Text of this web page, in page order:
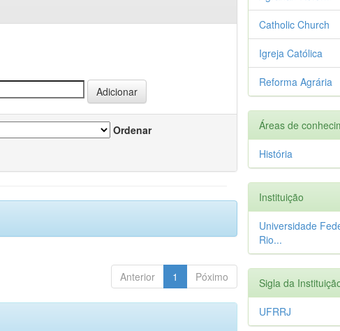
Ordenar
Anterior 1 Póximo
Catholic Church
Igreja Católica
Reforma Agrária
Áreas de
História
Instituição
Universidade
Rio...
Sigla da
UFRRJ